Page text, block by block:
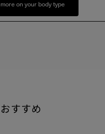
on your body type
すすめ